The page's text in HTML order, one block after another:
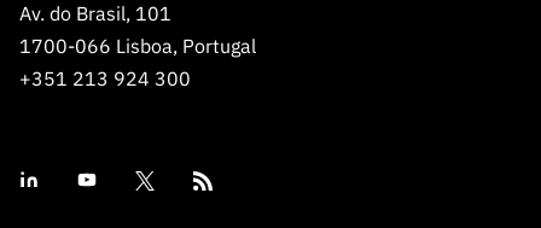
Av. do Brasil, 101
1700-066 Lisboa, Portugal
+351 213 924 300